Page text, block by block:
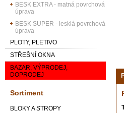
BESK EXTRA - matná povrchová
úprava
BESK SUPER - lesklá povrchová
úprava
PLOTY, PLETIVO
STŘEŠNÍ OKNA
BAZAR, VÝPRODEJ,
DOPRODEJ
Sortiment
BLOKY A STROPY